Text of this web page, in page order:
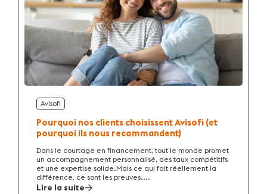
Avisofi
Pourquoi nos clients choisissent Avisofi (et
pourquoi ils nous recommandent)
Dans le courtage en financement, tout le monde promet
un accompagnement personnalisé, des taux compétitifs
et une expertise solide.Mais ce qui fait réellement la
différence, ce sont les preuves....
Lire la suite